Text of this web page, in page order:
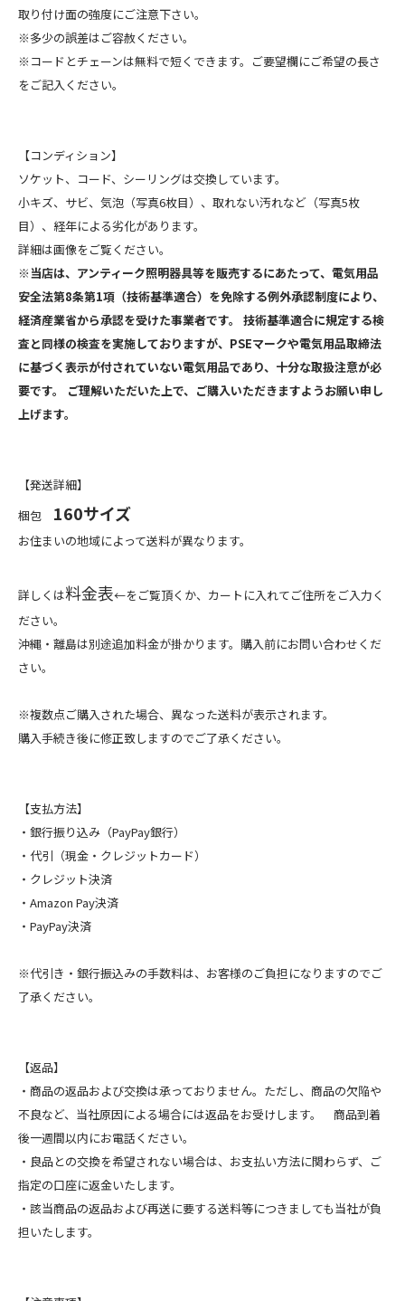
取り付け面の強度にご注意下さい。
※多少の誤差はご容赦ください。
※コードとチェーンは無料で短くできます。ご要望欄にご希望の長さ
をご記入ください。
【コンディション】
ソケット、コード、シーリングは交換しています。
小キズ、サビ、気泡（写真6枚目）、取れない汚れなど（写真5枚
目）、経年による劣化があります。
詳細は画像をご覧ください。
※当店は、アンティーク照明器具等を販売するにあたって、電気用品
安全法第8条第1項（技術基準適合）を免除する例外承認制度により、
経済産業省から承認を受けた事業者です。 技術基準適合に規定する検
査と同様の検査を実施しておりますが、PSEマークや電気用品取締法
に基づく表示が付されていない電気用品であり、十分な取扱注意が必
要です。 ご理解いただいた上で、ご購入いただきますようお願い申し
上げます。
【発送詳細】
梱包 160サイズ
お住まいの地域によって送料が異なります。
詳しくは料金表←をご覧頂くか、カートに入れてご住所をご入力く
ださい。
沖縄・離島は別途追加料金が掛かります。購入前にお問い合わせくだ
さい。
※複数点ご購入された場合、異なった送料が表示されます。
購入手続き後に修正致しますのでご了承ください。
【支払方法】
・銀行振り込み（PayPay銀行）
・代引（現金・クレジットカード）
・クレジット決済
・Amazon Pay決済
・PayPay決済
※代引き・銀行振込みの手数料は、お客様のご負担になりますのでご
了承ください。
【返品】
・商品の返品および交換は承っておりません。ただし、商品の欠陥や
不良など、当社原因による場合には返品をお受けします。 商品到着
後一週間以内にお電話ください。
・良品との交換を希望されない場合は、お支払い方法に関わらず、ご
指定の口座に返金いたします。
・該当商品の返品および再送に要する送料等につきましても当社が負
担いたします。